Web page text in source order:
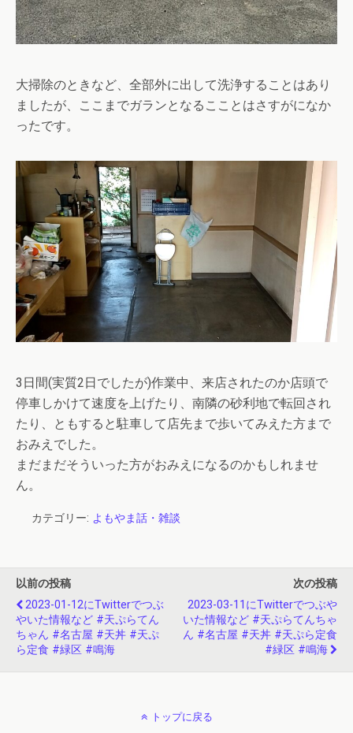
大掃除のときなど、全部外に出して洗浄することはあり
ましたが、ここまでガランとなるこことはさすがになか
ったです。
3日間(実質2日でしたが)作業中、来店されたのか店頭で
停車しかけて速度を上げたり、南隣の砂利地で転回され
たり、ともすると駐車して店先まで歩いてみえた方まで
おみえでした。
まだまだそういった方がおみえになるのかもしれませ
ん。
カテゴリー: よもやま話・雑談
以前の投稿
2023-01-12にtwitterでつぶ
やいた情報など #天ぷらてん
ちゃん #名古屋 #天丼 #天ぷ
ら定食 #緑区 #鳴海
次の投稿
2023-03-11にtwitterでつぶや
いた情報など #天ぷらてんちゃ
ん #名古屋 #天丼 #天ぷら定食
#緑区 #鳴海
トップに戻る